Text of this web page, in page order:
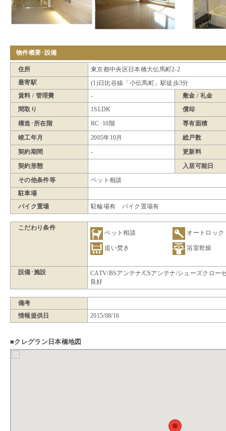
物件概要･設備
住所
東京都中央区日本橋大伝馬町2-2
最寄駅
(1)日比谷線「小伝馬町」駅徒歩3分
賃料 / 管理費
-
敷金 / 礼金
間取り
1SLDK
償却
構造･所在階
RC･10階
専有面積
竣工年月
2005年10月
総戸数
契約期間
-
更新料
契約形態
入居可能日
その他条件等
ペット相談
駐車場
バイク置場
駐輪場有 バイク置場有
こだわり条件
ペット相談 オートロック
追い焚き 浴室乾燥
設備･施設
CATV/BSアンテナ/CSアンテナ/シューズクロー
良好
備考
情報提供日
2015/08/16
■クレグラン日本橋地図